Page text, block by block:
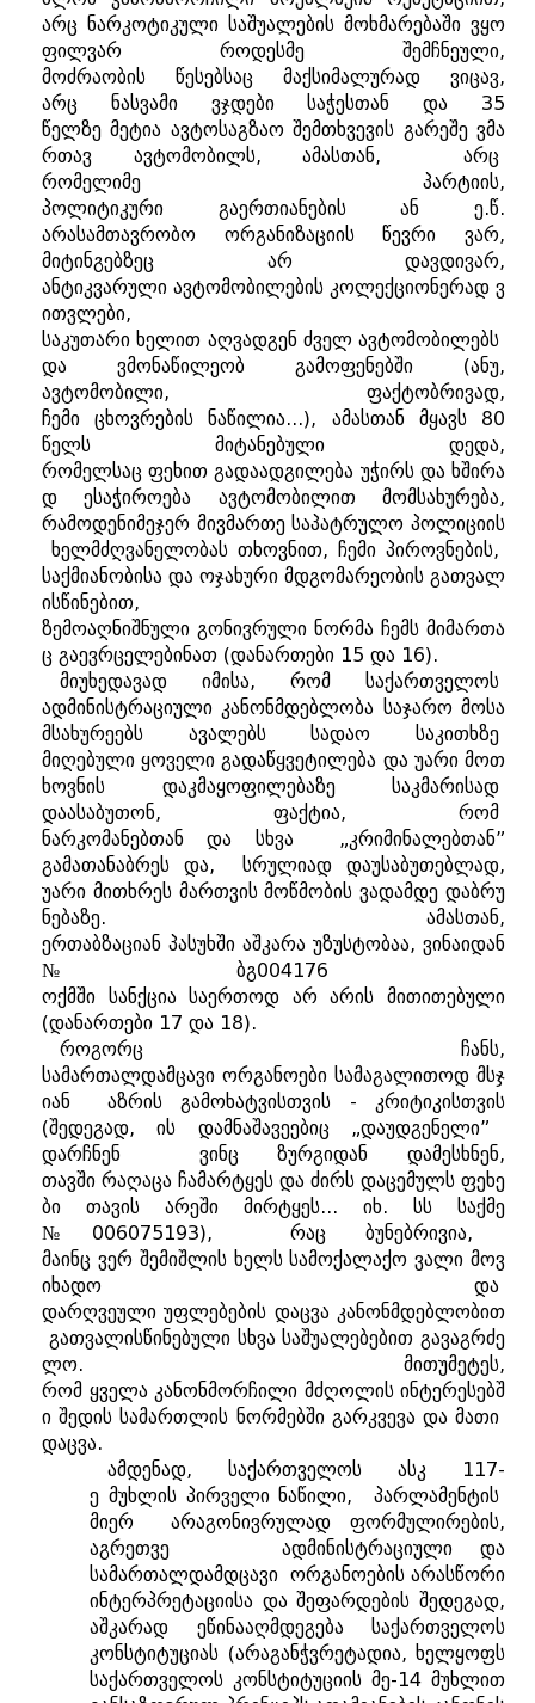
არც ნარკოტიკული საშუალების მოხმარებაში ვყო
ფილვარ
როდესმე შემჩნეული,
მოძრაობის
წესებსაც მაქსიმალურად ვიცავ,
არც
ნასვამი ვჯდები საჭესთან და 35
წელზე მეტია ავტოსაგზაო შემთხვევის გარეშე ვმა
რთავ
ავტომობილს, ამასთან, არც
რომელიმე
პარტიის,
პოლიტიკური
გაერთიანების ან ე.წ.
არასამთავრობო
ორგანიზაციის წევრი ვარ,
მიტინგებზეც
არ დავდივარ,
ანტიკვარული ავტომობილების კოლექციონერად ვ
ითვლები,
საკუთარი ხელით აღვადგენ ძველ ავტომობილებს
და
ვმონაწილეობ გამოფენებში (ანუ,
ავტომობილი, ფაქტობრივად,
ჩემი
ცხოვრების ნაწილია...), ამასთან მყავს 80
წელს
მიტანებული დედა,
რომელსაც ფეხით გადაადგილება უჭირს და ხშირა
დ
ესაჭიროება ავტომობილით მომსახურება,
რამოდენიმეჯერ მივმართე საპატრულო პოლიციის
ხელმძღვანელობას თხოვნით, ჩემი პიროვნების,
საქმიანობისა და ოჯახური მდგომარეობის გათვალ
ისწინებით,
ზემოაღნიშნული გონივრული ნორმა ჩემს მიმართა
ც გაევრცელებინათ (დანართები 15 და 16).
მიუხედავად
იმისა, რომ
საქართველოს
ადმინისტრაციული კანონმდებლობა საჯარო მოსა
მსახურეებს
ავალებს სადაო
საკითხზე
მიღებული ყოველი გადაწყვეტილება და უარი მოთ
ხოვნის
დაკმაყოფილებაზე
საკმარისად
დაასაბუთონ, ფაქტია, რომ
ნარკომანებთან
და სხვა „კრიმინალებთან”
გამათანაბრეს
და,სრულიად დაუსაბუთებლად,
უარი მითხრეს მართვის მოწმობის ვადამდე დაბრუ
ნებაზე. ამასთან,
ერთაბზაციან პასუხში აშკარა უზუსტობაა, ვინაიდან
№ ბგ004176
ოქმში
სანქცია საერთოდ არ არის
მითითებული
(დანართები 17 და 18).
როგორც
ჩანს,
სამართალდამცავი ორგანოები სამაგალითოდ მსჯ
იან აზრის გამოხატვისთვის - კრიტიკისთვის
(შედეგად,ის დამნაშავეებიც „დაუდგენელი”
დარჩნენ
ვინც ზურგიდან დამესხნენ,
თავში რაღაცა ჩამარტყეს და ძირს დაცემულს ფეხე
ბი
თავის არეში მირტყეს... იხ. სს
საქმე
№006075193),რაც ბუნებრივია,
მაინც ვერ შემიშლის ხელს სამოქალაქო ვალი მოვ
იხადო
და
დარღვეული უფლებების დაცვა კანონმდებლობით
გათვალისწინებული სხვა საშუალებებით გავაგრძე
ლო. მითუმეტეს,
რომ ყველა კანონმორჩილი მძღოლის ინტერესებშ
ი შედის სამართლის ნორმებში გარკვევა და მათი
დაცვა.
ამდენად,საქართველოს ასკ117-
ე მუხლის პირველი ნაწილი, პარლამენტის
მიერ არაგონივრულად ფორმულირების,
აგრეთვე ადმინისტრაციული და
სამართალდამდცავი ორგანოების არასწორი
ინტერპრეტაციისა და შეფარდების შედეგად,
აშკარად ეწინააღმდეგება საქართველოს
კონსტიტუციას (არაგანჭვრეტადია, ხელყოფს
საქართველოს კონსტიტუციის მე-14 მუხლით